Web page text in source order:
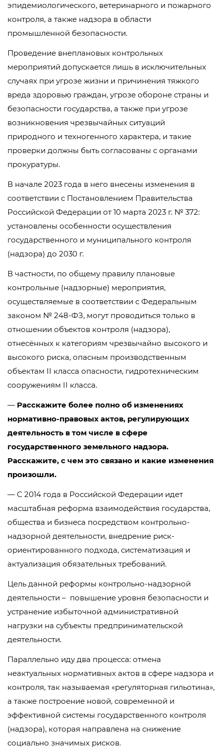
эпидемиологического, ветеринарного и пожарного
контроля, а также надзора в области
промышленной безопасности.
Проведение внеплановых контрольных
мероприятий допускается лишь в исключительных
случаях при угрозе жизни и причинения тяжкого
вреда здоровью граждан, угрозе обороне страны и
безопасности государства, а также при угрозе
возникновения чрезвычайных ситуаций
природного и техногенного характера, и такие
проверки должны быть согласованы с органами
прокуратуры.
В начале 2023 года в него внесены изменения в
соответствии с Постановлением Правительства
Российской Федерации от 10 марта 2023 г. № 372:
установлены особенности осуществления
государственного и муниципального контроля
(надзора) до 2030 г.
В частности, по общему правилу плановые
контрольные (надзорные) мероприятия,
осуществляемые в соответствии с Федеральным
законом № 248-ФЗ, могут проводиться только в
отношении объектов контроля (надзора),
отнесённых к категориям чрезвычайно высокого и
высокого риска, опасным производственным
объектам II класса опасности, гидротехническим
сооружениям II класса.
— Расскажите более полно об изменениях
нормативно-правовых актов, регулирующих
деятельность в том числе в сфере
государственного земельного надзора.
Расскажите, с чем это связано и какие изменения
произошли.
— С 2014 года в Российской Федерации идет
масштабная реформа взаимодействия государства,
общества и бизнеса посредством контрольно-
надзорной деятельности, внедрение риск-
ориентированного подхода, систематизация и
актуализация обязательных требований.
Цель данной реформы контрольно-надзорной
деятельности – повышение уровня безопасности и
устранение избыточной административной
нагрузки на субъекты предпринимательской
деятельности.
Параллельно иду два процесса: отмена
неактуальных нормативных актов в сфере надзора и
контроля, так называемая «регуляторная гильотина»,
а также построение новой, современной и
эффективной системы государственного контроля
(надзора), которая направлена на снижение
социально значимых рисков.